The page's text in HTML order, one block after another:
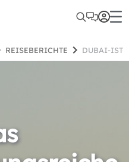
REISEBERICHTE DUBAI-